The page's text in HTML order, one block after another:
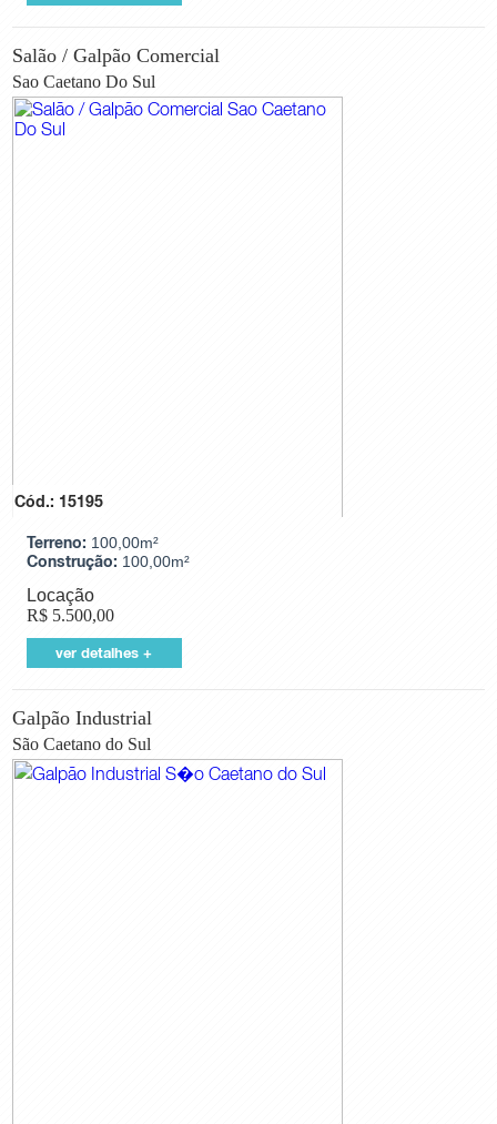
Bairro
Valor
Mínimo
Salão / Galpão Comercial
Sao Caetano Do Sul
Cód.: 15195
Terreno: 100,00m²
Construção: 100,00m²
Locação
R$5.500,00
ver detalhes +
Galpão Industrial
São Caetano do Sul